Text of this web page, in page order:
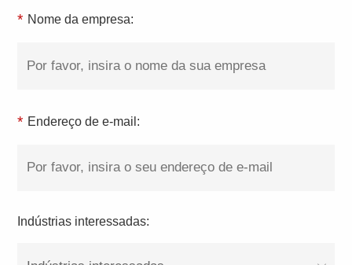
* Nome da empresa:
* Endereço de e-mail:
Indústrias interessadas: